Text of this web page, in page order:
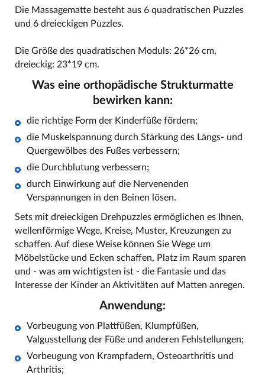
Die Massagematte besteht aus 6 quadratischen Puzzles
und 6 dreieckigen Puzzles.
Die Größe des quadratischen Moduls: 26*26 cm,
dreieckig: 23*19 cm.
Was eine orthopädische Strukturmatte
bewirken kann:
die richtige Form der Kinderfüße fördern;
die Muskelspannung durch Stärkung des Längs- und
Quergewölbes des Fußes verbessern;
die Durchblutung verbessern;
durch Einwirkung auf die Nervenenden
Verspannungen in den Beinen lösen.
Sets mit dreieckigen Drehpuzzles ermöglichen es Ihnen,
wellenförmige Wege, Kreise, Muster, Kreuzungen zu
schaffen. Auf diese Weise können Sie Wege um
Möbelstücke und Ecken schaffen, Platz im Raum sparen
und - was am wichtigsten ist - die Fantasie und das
Interesse der Kinder an Aktivitäten auf Matten anregen.
Anwendung:
Vorbeugung von Plattfüßen, Klumpfüßen,
Valgusstellung der Füße und anderen Fehlstellungen;
Vorbeugung von Krampfadern, Osteoarthritis und
Arthritis;